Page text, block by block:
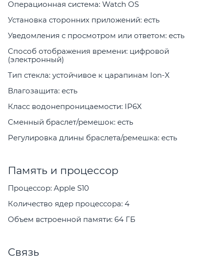
Операционная система: Watch OS
Установка сторонних приложений: есть
Уведомления с просмотром или ответом: есть
Способ отображения времени: цифровой
(электронный)
Тип стекла: устойчивое к царапинам Ion-X
Влагозащита: есть
Класс водонепроницаемости: IP6X
Сменный браслет/ремешок: есть
Регулировка длины браслета/ремешка: есть
Память и процессор
Процессор: Apple S10
Количество ядер процессора: 4
Объем встроенной памяти: 64 ГБ
Связь